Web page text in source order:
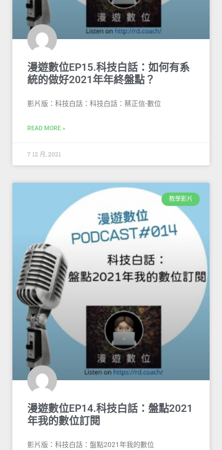
漫遊數位EP15.科技白話：如何有系
統的做好2021年年終盤點？
影片版：科技白話：科技白話：蔡正信-數位
READ MORE »
7 12 月, 2021
教學影片
漫遊數位EP14.科技白話：盤點2021
年我的數位訂閱
影片版：科技白話：盤點2021年我的數位